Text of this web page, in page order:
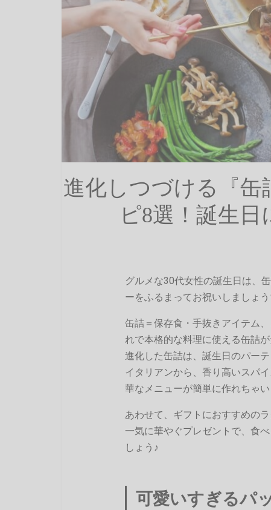
進化しつづける『缶
ピ8選！誕生
グルメな30代女性の誕生日は、
ーをふるまってお祝いしましょ
缶詰＝保存食・手抜きアイテム
れで本格的な料理に使える缶詰
進化した缶詰は、誕生日のパー
イタリアンから、香り高いスパ
華なメニューが簡単に作れちゃい
あわせて、ギフトにおすすめの
一気に華やぐプレゼントで、食
しょう♪
可愛いすぎるパ